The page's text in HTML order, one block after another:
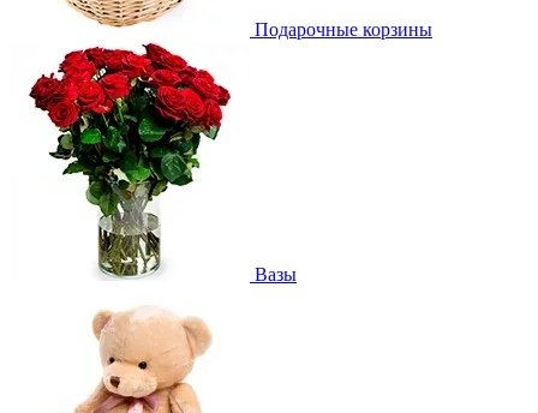
Подарочные корзины
Вазы